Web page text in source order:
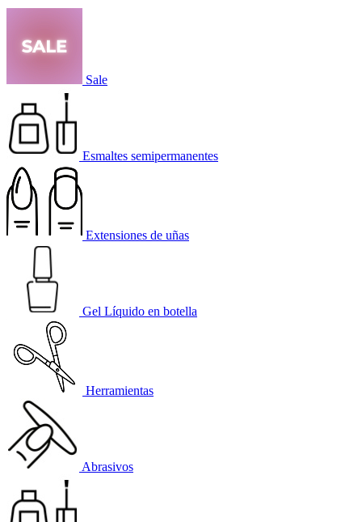
Sale
Esmaltes semipermanentes
Extensiones de uñas
Gel Líquido en botella
Herramientas
Abrasivos